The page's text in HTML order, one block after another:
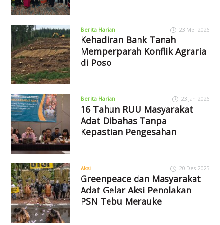
Berita Harian 23 Mei 2026
Kehadiran Bank Tanah
Memperparah Konflik Agraria
di Poso
Berita Harian 23 Jan 2026
16 Tahun RUU Masyarakat
Adat Dibahas Tanpa
Kepastian Pengesahan
Aksi 20 Des 2025
Greenpeace dan Masyarakat
Adat Gelar Aksi Penolakan
PSN Tebu Merauke